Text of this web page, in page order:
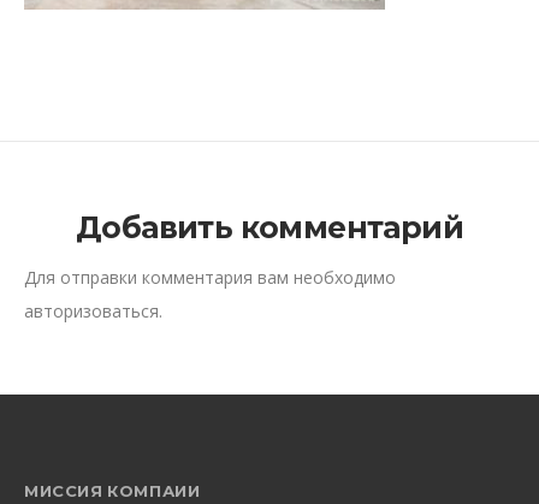
Добавить комментарий
Для отправки комментария вам необходимо
авторизоваться.
МИССИЯ КОМПАИИ